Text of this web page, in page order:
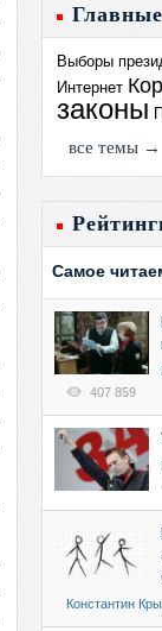
Выборы
Интернет
законы
все темы →
Самое
407 859
Константин